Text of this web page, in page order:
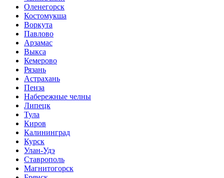
Оленегорск
Костомукша
Воркута
Павлово
Арзамас
Выкса
Кемерово
Рязань
Астрахань
Пенза
Набережные челны
Липецк
Тула
Киров
Калининград
Курск
Улан-Удэ
Ставрополь
Магнитогорск